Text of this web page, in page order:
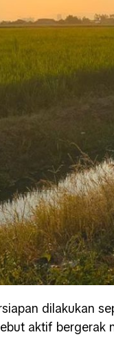
dilakukan
aktif bergerak